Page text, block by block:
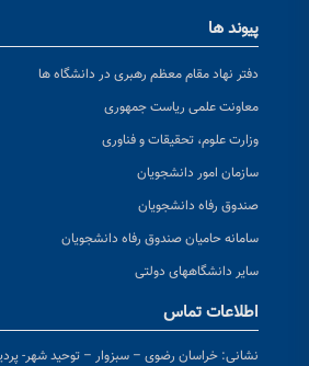
پیوند ها
دفتر نهاد مقام معظم رهبری در دانشگاه ها
معاونت علمی ریاست جمهوری
وزارت علوم، تحقیقات و فناوری
سازمان امور دانشجویان
صندوق رفاه دانشجویان
سامانه حامیان صندوق رفاه دانشجویان
سایر دانشگاههای دولتی
اطلاعات تماس
نشانی: خراسان رضوی – سبزوار – توحید شهر-